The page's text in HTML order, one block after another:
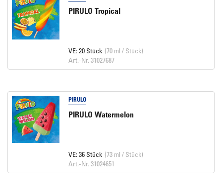
PIRULO Tropical
VE: 20 Stück (70 ml / Stück)
Art.-Nr. 31027687
PIRULO
PIRULO Watermelon
VE: 36 Stück (73 ml / Stück)
Art.-Nr. 31024651